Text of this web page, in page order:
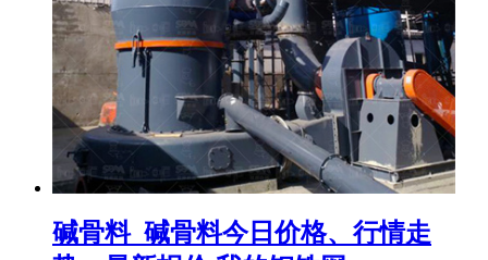
碱骨料_碱骨料今日价格、行情走